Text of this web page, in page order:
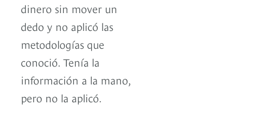
dinero sin mover un
dedo y no aplicó las
metodologías que
conoció. Tenía la
información a la mano,
pero no la aplicó.